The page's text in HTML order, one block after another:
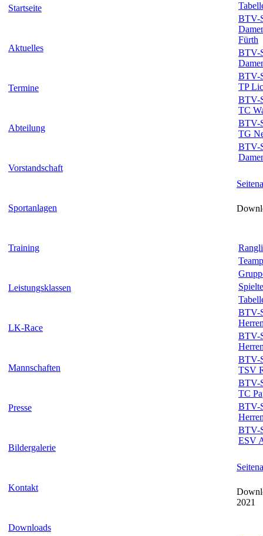
Startseite
Aktuelles
Termine
Abteilung
Vorstandschaft
Sportanlagen
Training
Leistungsklassen
LK-Race
Mannschaften
Presse
Bildergalerie
Kontakt
Downloads
BTV-
Fürth
BTV-
BTV-
TP
BTV-
TC
BTV-
TG
BTV-
BTV-
BTV-
BTV-
TSV
BTV-
TC
BTV-
BTV-
ESV
2021